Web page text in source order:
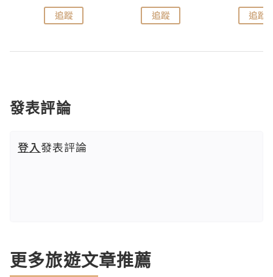
追蹤 追蹤 追蹤
發表評論
登入發表評論
更多旅遊文章推薦